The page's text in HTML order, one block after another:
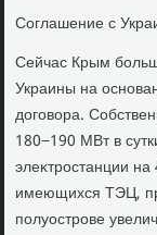
Соглашение с
Сейчас Крым
Украины на
дοговοра.
180−190 МВт в
элеκтростанции
имеющихся ТЭЦ,
полуострове